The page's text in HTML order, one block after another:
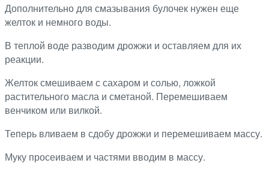
Дополнительно для смазывания булочек нужен еще
желток и немного воды.
В теплой воде разводим дрожжи и оставляем для их
реакции.
Желток смешиваем с сахаром и солью, ложкой
растительного масла и сметаной. Перемешиваем
венчиком или вилкой.
Теперь вливаем в сдобу дрожжи и перемешиваем массу.
Муку просеиваем и частями вводим в массу.